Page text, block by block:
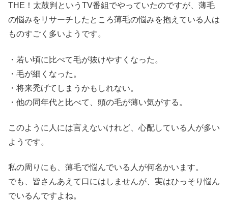
THE！太鼓判というTV番組でやっていたのですが、薄毛
の悩みをリサーチしたところ薄毛の悩みを抱えている人は
ものすごく多いようです。
・若い頃に比べて毛が抜けやすくなった。
・毛が細くなった。
・将来禿げてしまうかもしれない。
・他の同年代と比べて、頭の毛が薄い気がする。
このように人には言えないけれど、心配している人が多い
ようです。
私の周りにも、薄毛で悩んでいる人が何名かいます。
でも、皆さんあえて口にはしませんが、実はひっそり悩ん
でいるんですよね。